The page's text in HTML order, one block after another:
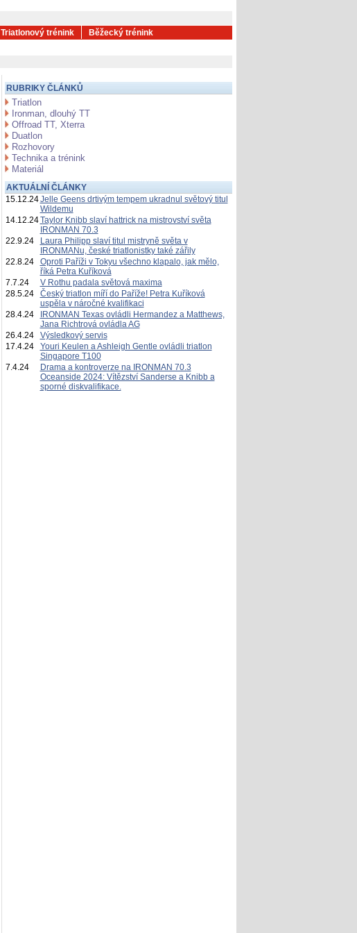
Triatlonový trénink Běžecký trénink
RUBRIKY ČLÁNKŮ
Triatlon
Ironman, dlouhý TT
Offroad TT, Xterra
Duatlon
Rozhovory
Technika a trénink
Materiál
AKTUÁLNÍ ČLÁNKY
15.12.24Jelle Geens drtivým tempem ukradnul světový titul
Wildemu
14.12.24Taylor Knibb slaví hattrick na mistrovství světa
IRONMAN 70.3
22.9.24
Laura Philipp slaví titul mistryně světa v
IRONMANu, české triatlonistky také zářily
22.8.24
Oproti Paříži v Tokyu všechno klapalo, jak mělo,
říká Petra Kuříková
7.7.24
V Rothu padala světová maxima
28.5.24
Český triatlon míří do Paříže! Petra Kuříková
uspěla v náročné kvalifikaci
28.4.24
IRONMAN Texas ovládli Hermandez a Matthews,
Jana Richtrová ovládla AG
26.4.24
Výsledkový servis
17.4.24
Youri Keulen a Ashleigh Gentle ovládli triatlon
Singapore T100
7.4.24
Drama a kontroverze na IRONMAN 70.3
Oceanside 2024: Vítězství Sanderse a Knibb a
sporné diskvalifikace.